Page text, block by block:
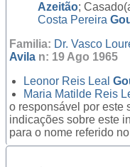
Azeitão;
Costa Pereira
Familia: Dr. Vasco
Avila n: 19 Ago 1965
Leonor Reis Leal
Maria Matilde Reis
o responsável por este
indicações sobre este
para o nome referido